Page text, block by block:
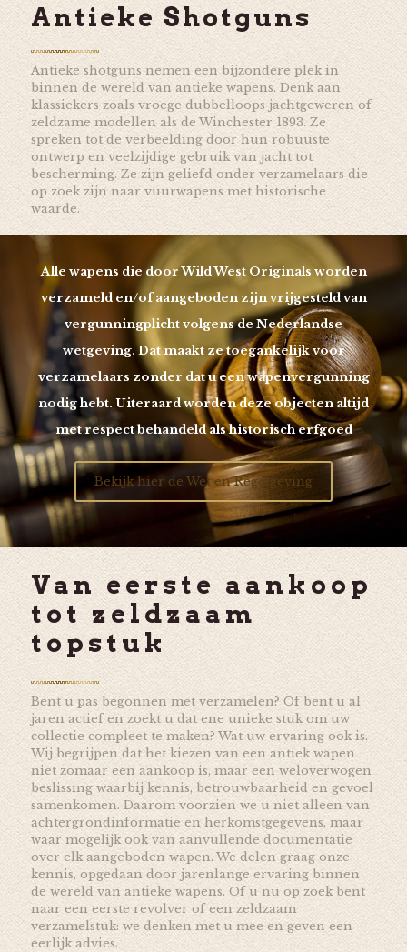
Antieke Shotguns
Antieke shotguns nemen een bijzondere plek in
binnen de wereld van antieke wapens. Denk aan
klassiekers zoals vroege dubbelloops jachtgeweren of
zeldzame modellen als de Winchester 1893. Ze
spreken tot de verbeelding door hun robuuste
ontwerp en veelzijdige gebruik van jacht tot
bescherming. Ze zijn geliefd onder verzamelaars die
op zoek zijn naar vuurwapens met historische
waarde.
Alle wapens die door Wild West Originals worden
verzameld en/of aangeboden zijn vrijgesteld van
vergunningplicht volgens de Nederlandse
wetgeving. Dat maakt ze toegankelijk voor
verzamelaars zonder dat u een wapenvergunning
nodig hebt. Uiteraard worden deze objecten altijd
met respect behandeld als historisch erfgoed
Bekijk hier de Wet en Regelgeving
Van eerste aankoop
tot zeldzaam
topstuk
Bent u pas begonnen met verzamelen? Of bent u al
jaren actief en zoekt u dat ene unieke stuk om uw
collectie compleet te maken? Wat uw ervaring ook is.
Wij begrijpen dat het kiezen van een antiek wapen
niet zomaar een aankoop is, maar een weloverwogen
beslissing waarbij kennis, betrouwbaarheid en gevoel
samenkomen. Daarom voorzien we u niet alleen van
achtergrondinformatie en herkomstgegevens, maar
waar mogelijk ook van aanvullende documentatie
over elk aangeboden wapen. We delen graag onze
kennis, opgedaan door jarenlange ervaring binnen
de wereld van antieke wapens. Of u nu op zoek bent
naar een eerste revolver of een zeldzaam
verzamelstuk: we denken met u mee en geven een
eerlijk advies.